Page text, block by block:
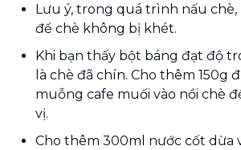
Lưu ý, trong quá trình nấu
để chè không bị khét.
Khi bạn thấy bột báng đạt độ
là chè đã chín. Cho thêm 150g
muỗng cafe muối vào nồi chè
vị.
Cho thêm 300ml nước cốt dừa